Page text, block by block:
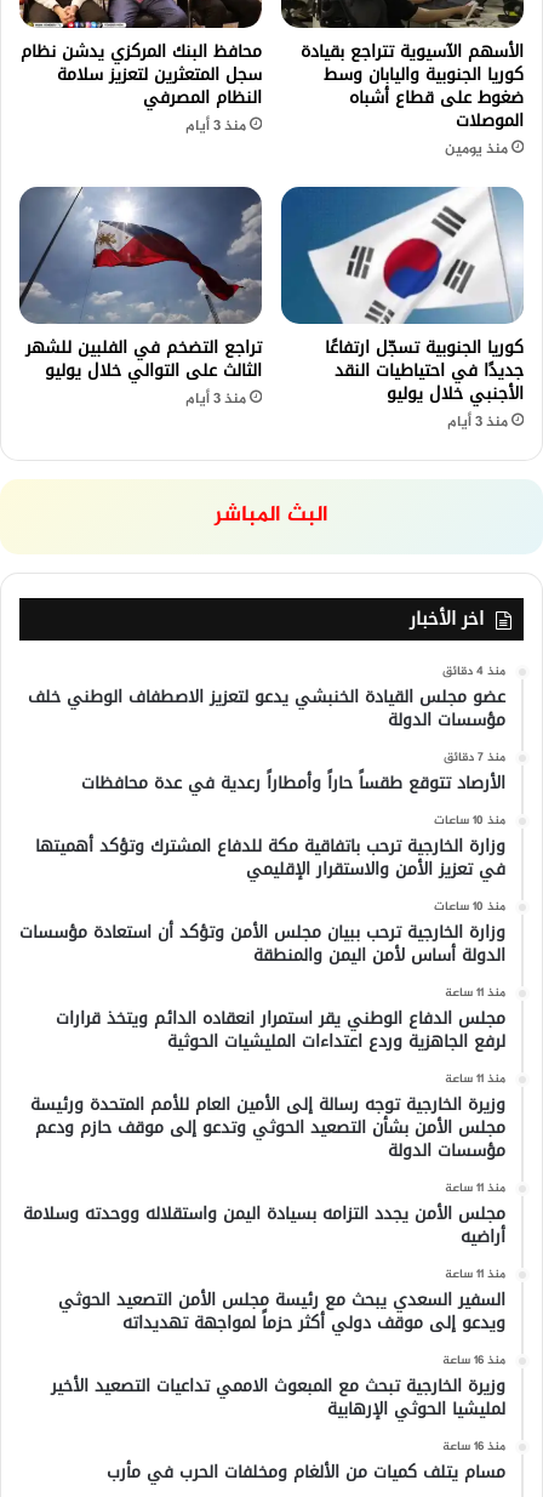
الأسهم الآسيوية تتراجع بقيادة
كوريا الجنوبية واليابان وسط
ضغوط على قطاع أشباه
الموصلات
منذ يومين
محافظ البنك المركزي يدشن نظام
سجل المتعثرين لتعزيز سلامة
النظام المصرفي
منذ 3 أيام
كوريا الجنوبية تسجّل ارتفاعًا
جديدًا في احتياطيات النقد
الأجنبي خلال يوليو
منذ 3 أيام
تراجع التضخم في الفلبين للشهر
الثالث على التوالي خلال يوليو
منذ 3 أيام
البث المباشر
اخر الأخبار
منذ 4 دقائق
عضو مجلس القيادة الخنبشي يدعو لتعزيز الاصطفاف الوطني خلف
مؤسسات الدولة
منذ 7 دقائق
الأرصاد تتوقع طقساً حاراً وأمطاراً رعدية في عدة محافظات
منذ 10 ساعات
وزارة الخارجية ترحب باتفاقية مكة للدفاع المشترك وتؤكد أهميتها
في تعزيز الأمن والاستقرار الإقليمي
منذ 10 ساعات
وزارة الخارجية ترحب ببيان مجلس الأمن وتؤكد أن استعادة مؤسسات
الدولة أساس لأمن اليمن والمنطقة
منذ 11 ساعة
مجلس الدفاع الوطني يقر استمرار انعقاده الدائم ويتخذ قرارات
لرفع الجاهزية وردع اعتداءات المليشيات الحوثية
منذ 11 ساعة
وزيرة الخارجية توجه رسالة إلى الأمين العام للأمم المتحدة ورئيسة
مجلس الأمن بشأن التصعيد الحوثي وتدعو إلى موقف حازم ودعم
مؤسسات الدولة
منذ 11 ساعة
مجلس الأمن يجدد التزامه بسيادة اليمن واستقلاله ووحدته وسلامة
أراضيه
منذ 11 ساعة
السفير السعدي يبحث مع رئيسة مجلس الأمن التصعيد الحوثي
ويدعو إلى موقف دولي أكثر حزماً لمواجهة تهديداته
منذ 16 ساعة
وزيرة الخارجية تبحث مع المبعوث الاممي تداعيات التصعيد الأخير
لمليشيا الحوثي الإرهابية
منذ 16 ساعة
مسام يتلف كميات من الألغام ومخلفات الحرب في مأرب